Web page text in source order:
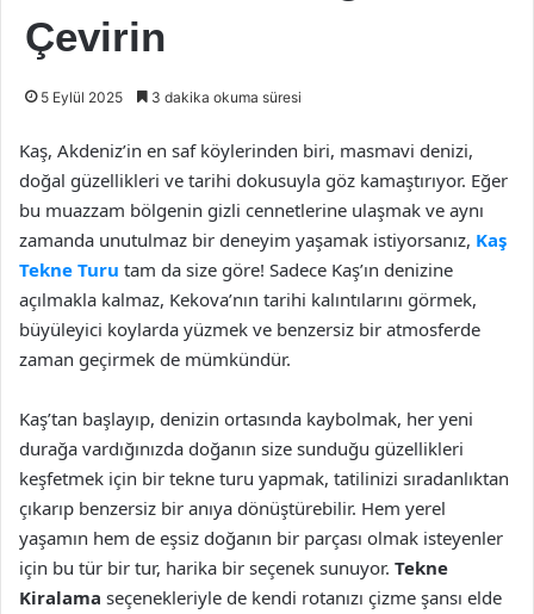
Çevirin
5 Eylül 2025 3 dakika okuma süresi
Kaş, Akdeniz’in en saf köylerinden biri, masmavi denizi,
doğal güzellikleri ve tarihi dokusuyla göz kamaştırıyor. Eğer
bu muazzam bölgenin gizli cennetlerine ulaşmak ve aynı
zamanda unutulmaz bir deneyim yaşamak istiyorsanız, Kaş
Tekne Turu tam da size göre! Sadece Kaş’ın denizine
açılmakla kalmaz, Kekova’nın tarihi kalıntılarını görmek,
büyüleyici koylarda yüzmek ve benzersiz bir atmosferde
zaman geçirmek de mümkündür.
Kaş’tan başlayıp, denizin ortasında kaybolmak, her yeni
durağa vardığınızda doğanın size sunduğu güzellikleri
keşfetmek için bir tekne turu yapmak, tatilinizi sıradanlıktan
çıkarıp benzersiz bir anıya dönüştürebilir. Hem yerel
yaşamın hem de eşsiz doğanın bir parçası olmak isteyenler
için bu tür bir tur, harika bir seçenek sunuyor. Tekne
Kiralama seçenekleriyle de kendi rotanızı çizme şansı elde